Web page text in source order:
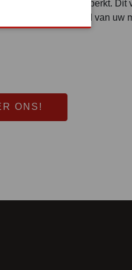
worden beperkt. Dit
de beschikbaarheid van uw
ONS!